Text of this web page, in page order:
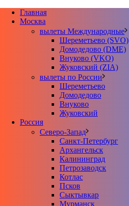
Главная
Москва
вылеты Международные
Шереметьево (SVO)
Домодедово (DME)
Внуково (VKO)
Жуковский (ZIA)
вылеты по России
Шереметьево
Домодедово
Внуково
Жуковский
Россия
Северо-Запад
Санкт-Петербург
Архангельск
Калининград
Петрозаводск
Котлас
Псков
Сыктывкар
Мурманск